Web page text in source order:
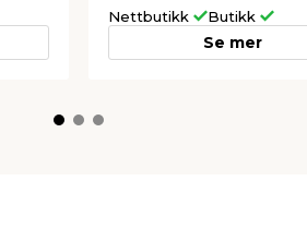
Nettbutikk Butikk
Se mer